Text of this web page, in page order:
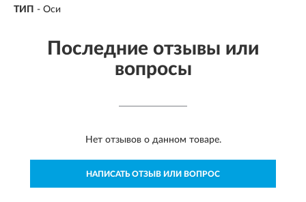
ТИП - Оси
Последние отзывы или
вопросы
Нет отзывов о данном товаре.
НАПИСАТЬ ОТЗЫВ ИЛИ ВОПРОС